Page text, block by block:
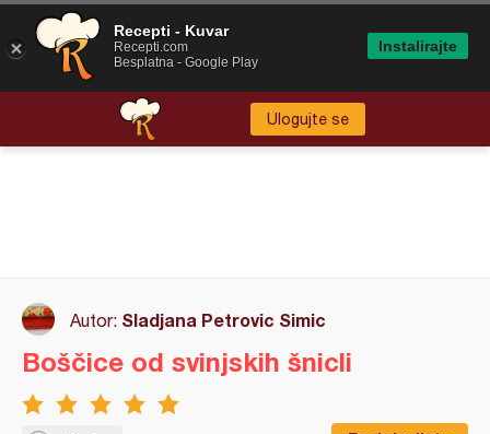
Ulogujte se
Autor: Sladjana Petrovic Simic
Boščice od svinjskih šnicli
Recepti - Kuvar
Recepti.com
Besplatna - Google Play
Instalirajte